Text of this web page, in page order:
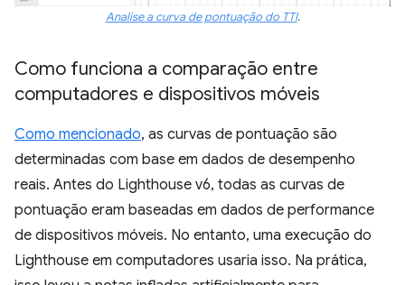
Analise a curva de pontuação do TTI.
Como funciona a comparação entre
computadores e dispositivos móveis
Como mencionado, as curvas de pontuação são
determinadas com base em dados de desempenho
reais. Antes do Lighthouse v6, todas as curvas de
pontuação eram baseadas em dados de performance
de dispositivos móveis. No entanto, uma execução do
Lighthouse em computadores usaria isso. Na prática,